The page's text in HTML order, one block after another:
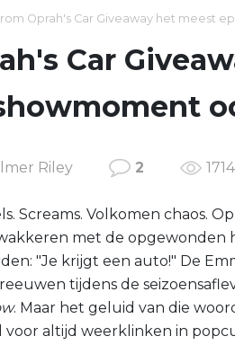
Oprah's Car Giveaway het meest
Car
Riley 2 1714
Screams. Volkomen chaos.
met de opgewonden
"Je krijgt een auto!" De
tijdens de
. Maar het geluid van die
voor altijd weerklinken in